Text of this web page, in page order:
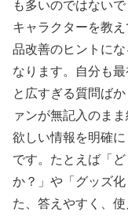
も多いのではない
キャラクターを教
品改善のヒントに
なります。自分も
と広すぎる質問ば
ァンが無記入のま
欲しい情報を明確
です。たとえば「
か？」や「グッズ
た、答えやすく、